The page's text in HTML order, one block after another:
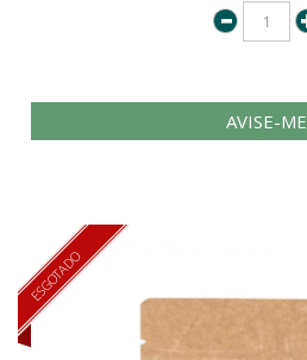
AVISE-ME
ESGOTADO